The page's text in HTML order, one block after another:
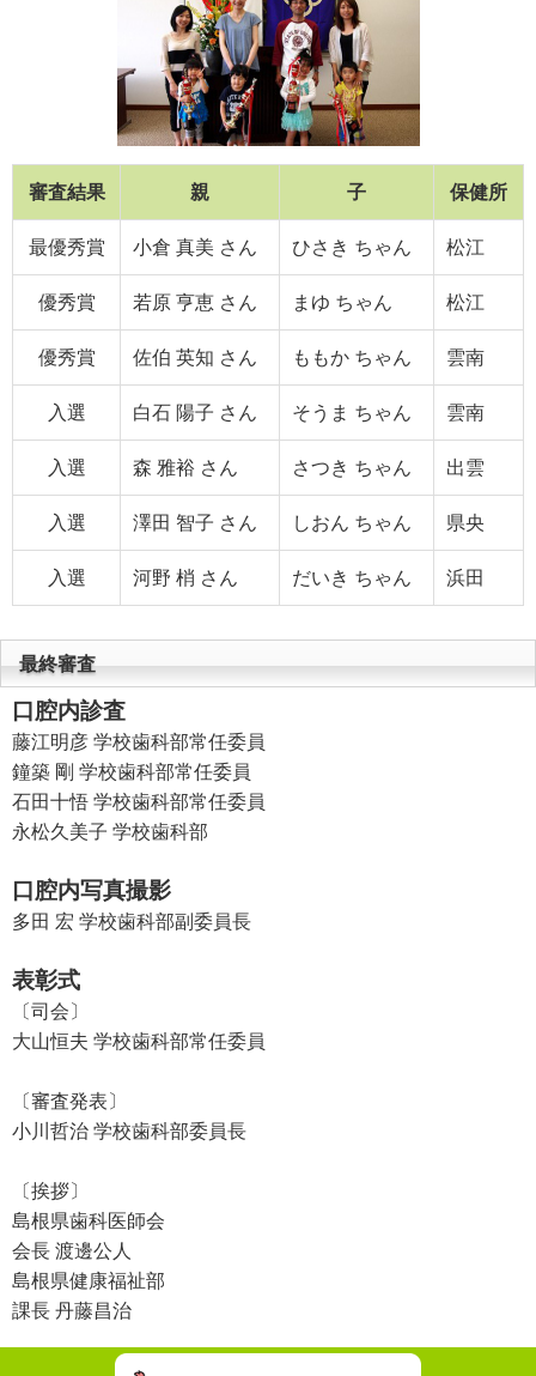
審査結果 親 子 保健所
最優秀賞 小倉 真美 さん ひさき ちゃん 松江
優秀賞 若原 亨恵 さん まゆ ちゃん 松江
優秀賞 佐伯 英知 さん ももか ちゃん 雲南
入選 白石 陽子 さん そうま ちゃん 雲南
入選 森 雅裕 さん さつき ちゃん 出雲
入選 澤田 智子 さん しおん ちゃん 県央
入選 河野 梢 さん だいき ちゃん 浜田
最終審査
口腔内診査
藤江明彦 学校歯科部常任委員
鐘築 剛 学校歯科部常任委員
石田十悟 学校歯科部常任委員
永松久美子 学校歯科部
口腔内写真撮影
多田 宏 学校歯科部副委員長
表彰式
〔司会〕
大山恒夫 学校歯科部常任委員
〔審査発表〕
小川哲治 学校歯科部委員長
〔挨拶〕
島根県歯科医師会
会長 渡邊公人
島根県健康福祉部
課長 丹藤昌治